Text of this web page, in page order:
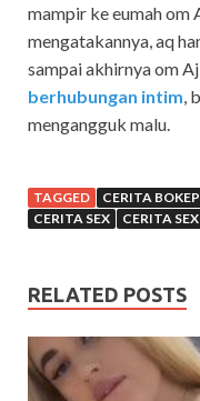
mampir ke eumah om
mengatakannya, aq
sampai akhirnya om
berhubungan intim ,
mengangguk malu.
TAGGED CERITA BOKEP
CERITA SEX
CERITA
RELATED POSTS